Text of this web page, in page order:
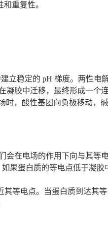
重复性。
立稳定的 pH 梯度。两性电
胶中迁移，最终形成一个连
时，酸性基团向负极移动，
在电场的作用下向与其等
果蛋白质的等电点低于凝
等电点。当蛋白质到达其